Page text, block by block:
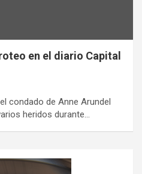
en el diario Capital
condado de Anne Arundel
heridos durante…